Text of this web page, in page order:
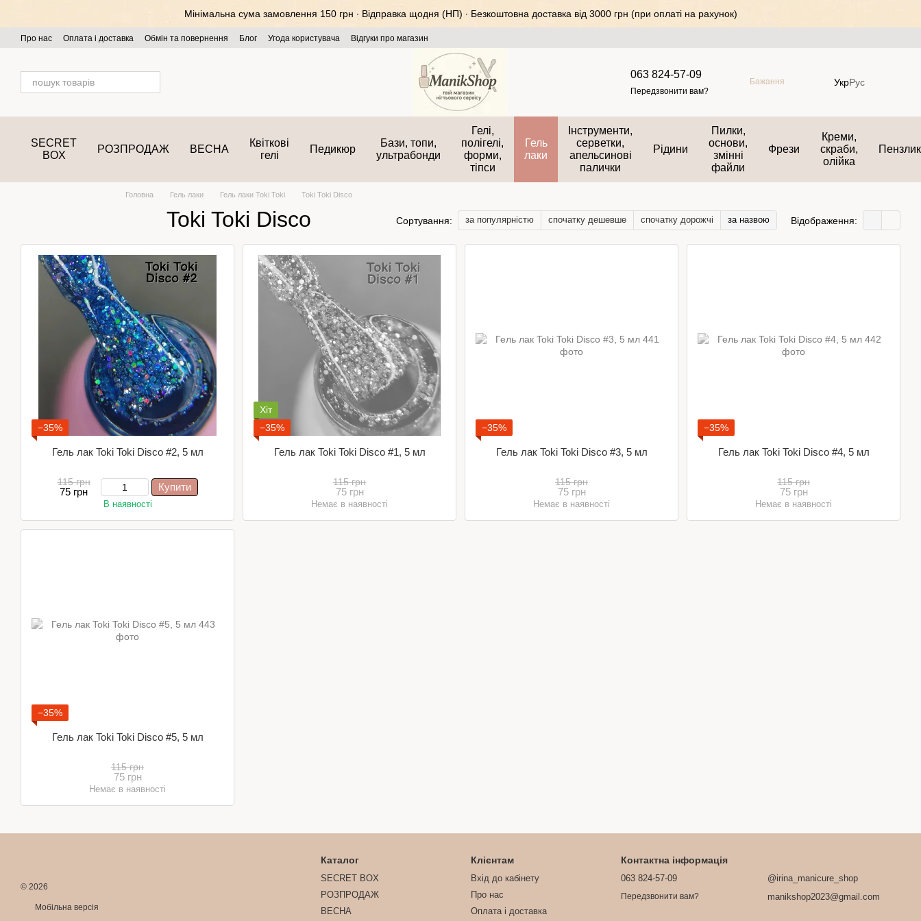
Мінімальна сума замовлення 150 грн ∙ Відправка щодня (НП) ∙ Безкоштовна доставка від 3000 грн (при оплаті на рахунок)
Про нас Оплата і доставка Обмін та повернення Блог Угода користувача Відгуки про магазин
063 824-57-09
Передзвонити вам?
Бажання УкрРус
SECRET
BOX
РОЗПРОДАЖ ВЕСНА
Квіткові
гелі
Педикюр
Бази, топи,
ультрабонди
Гелі,
полігелі,
форми,
тіпси
Гель
лаки
Інструменти,
серветки,
апельсинові
палички
Рідини
Пилки,
основи,
змінні
файли
Фрези
Креми,
скраби,
олійка
Головна Гель лаки Гель лаки Toki Toki Toki Toki Disco
Toki Toki Disco Сортування: за популярністю спочатку дешевше спочатку дорожчі за назвою Відображення:
−35%
Гель лак Toki Toki Disco #2, 5 мл
115 грн
75 грн Купити
В наявності
Хіт
−35%
Гель лак Toki Toki Disco #1, 5 мл
115 грн
75 грн
Немає в наявності
−35%
Гель лак Toki Toki Disco #3, 5 мл
115 грн
75 грн
Немає в наявності
−35%
Гель лак Toki Toki Disco #4, 5 мл
115 грн
75 грн
Немає в наявності
−35%
Гель лак Toki Toki Disco #5, 5 мл
115 грн
75 грн
Немає в наявності
© 2026
Мобільна версія
Каталог
SECRET BOX
РОЗПРОДАЖ
ВЕСНА
Клієнтам
Вхід до кабінету
Про нас
Оплата і доставка
Контактна інформація
063 824-57-09
Передзвонити вам?
@irina_manicure_shop
manikshop2023@gmail.com